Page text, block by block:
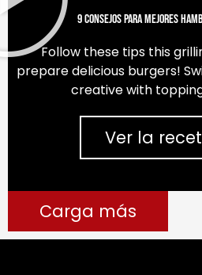
9 consejos para mejores
Follow these tips this
prepare delicious burgers!
creative with
Ver la
Carga más